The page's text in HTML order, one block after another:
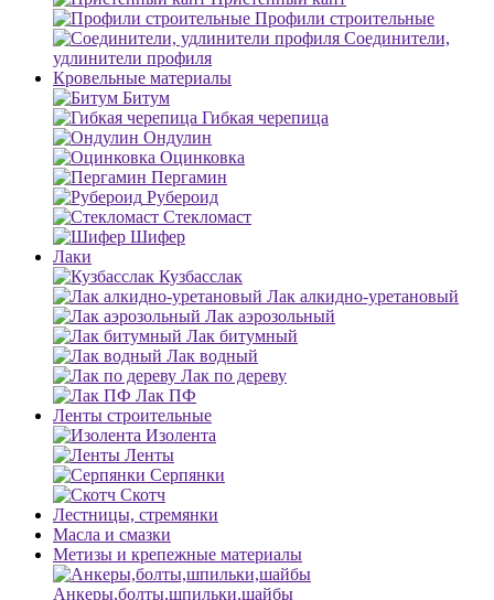
Профили строительные
Соединители,
удлинители профиля
Кровельные материалы
Битум
Гибкая черепица
Ондулин
Оцинковка
Пергамин
Рубероид
Стекломаст
Шифер
Лаки
Кузбасслак
Лак алкидно-уретановый
Лак аэрозольный
Лак битумный
Лак водный
Лак по дереву
Лак ПФ
Ленты строительные
Изолента
Ленты
Серпянки
Скотч
Лестницы, стремянки
Масла и смазки
Метизы и крепежные материалы
Анкеры,болты,шпильки,шайбы